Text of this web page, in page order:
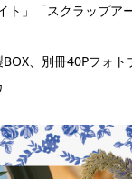
ト」「スクラップア
、別冊40Pフォト